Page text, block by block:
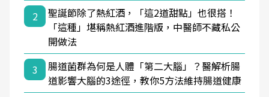
2
聖誕節除了熱紅酒，「這2道甜點」也很搭！
「這種」堪稱熱紅酒進階版，中醫師不藏私公
開做法
3
腸道菌群為何是人體「第二大腦」？醫解析腸
道影響大腦的3途徑，教你5方法維持腸道健康